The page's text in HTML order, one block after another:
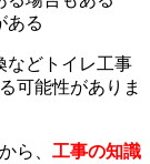
ある
などトイレ工事
可能性がありま
ら、 工事の知識